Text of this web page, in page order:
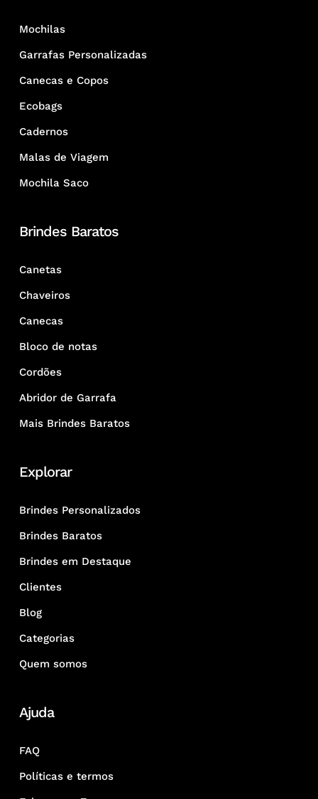
Mochilas
Garrafas Personalizadas
Canecas e Copos
Ecobags
Cadernos
Malas de Viagem
Mochila Saco
Brindes Baratos
Canetas
Chaveiros
Canecas
Bloco de notas
Cordões
Abridor de Garrafa
Mais Brindes Baratos
Explorar
Brindes Personalizados
Brindes Baratos
Brindes em Destaque
Clientes
Blog
Categorias
Quem somos
Ajuda
FAQ
Políticas e termos